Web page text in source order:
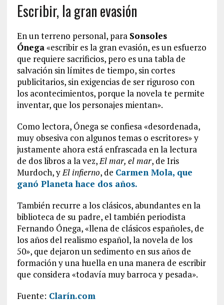
Escribir, la gran evasión
En un terreno personal, para Sonsoles
Ónega«escribir es la gran evasión, es un esfuerzo
que requiere sacrificios, pero es una tabla de
salvación sin límites de tiempo, sin cortes
publicitarios, sin exigencias de ser riguroso con
los acontecimientos, porque la novela te permite
inventar, que los personajes mientan».
Como lectora, Ónega se confiesa «desordenada,
muy obsesiva con algunos temas o escritores» y
justamente ahora está enfrascada en la lectura
de dos libros a la vez,El mar, el mar, de Iris
Murdoch, yEl infierno, de Carmen Mola,que
ganó Planeta hace dos años.
También recurre a los clásicos, abundantes en la
biblioteca de su padre, el también periodista
Fernando Ónega, «llena de clásicos españoles, de
los años del realismo español, la novela de los
50», que dejaron un sedimento en sus años de
formación y una huella en una manera de escribir
que considera «todavía muy barroca y pesada».
Fuente: Clarín.com